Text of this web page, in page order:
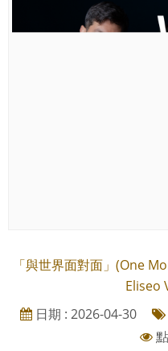
「與世界面對面」(One
Eliseo
日期 : 2026-04-30